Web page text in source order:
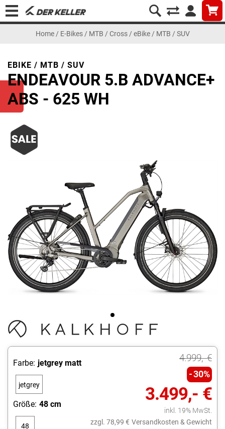
Home/ E-Bikes/ MTB / Cross/ eBike / MTB / SUV
EBIKE / MTB / SUV
ENDEAVOUR 5.B ADVANCE+
ABS - 625 WH
4.999,- €
30%
3.499,- €
inkl. 19% MwSt.
zzgl. 78,99 € Versandkosten & Gewicht
Farbe: jetgrey matt
jetgrey
Größe: 48 cm
48